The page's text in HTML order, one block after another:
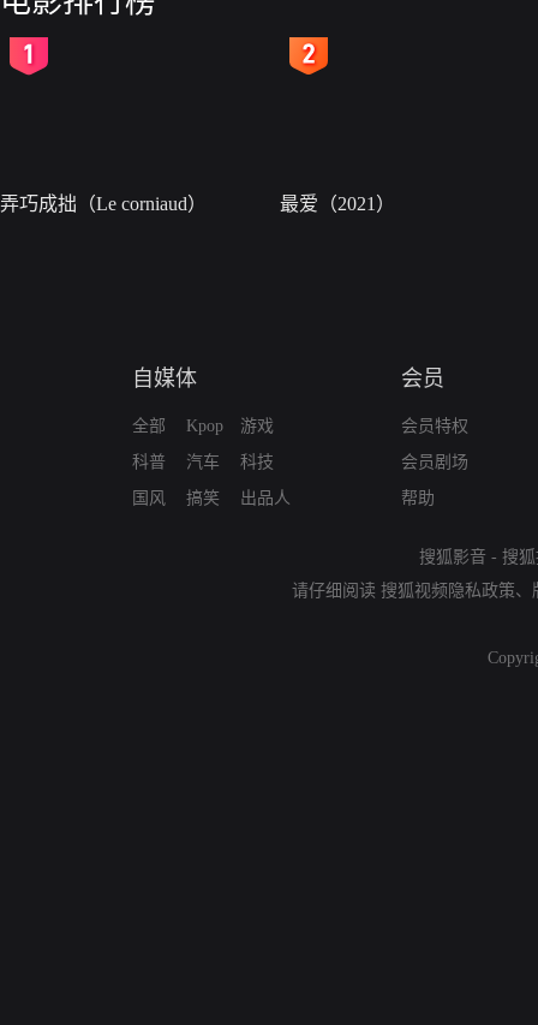
弄巧成拙（Le corniaud） 最爱（2021）
自媒体
全部
科普
国风
Kpop
汽车
搞笑
游戏
科技
出品人
会员
会员特权
会员剧场
帮助
搜狐影音 - 搜
请仔细阅读 搜狐视频隐私政策、